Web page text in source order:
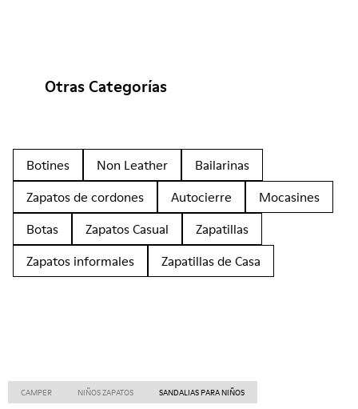
Otras Categorías
Botines Non Leather
Bailarinas
Zapatos de cordones
Autocierre
Mocasines
Botas
Zapatos Casual
Zapatillas
Zapatos informales
Zapatillas de Casa
CAMPER NIÑOS ZAPATOS SANDALIAS PARA NIÑOS